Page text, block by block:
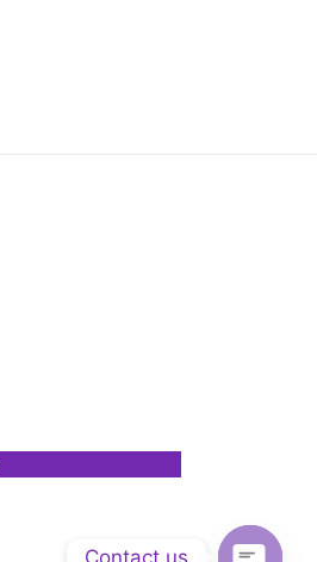
Contact us